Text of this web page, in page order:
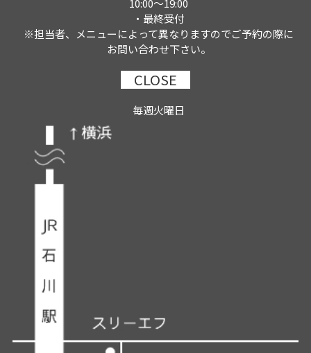
10:00～19:00
・最終受付
※担当者、メニューによって異なりますのでご予約の際に
お問い合わせ下さい。
CLOSE
毎週火曜日